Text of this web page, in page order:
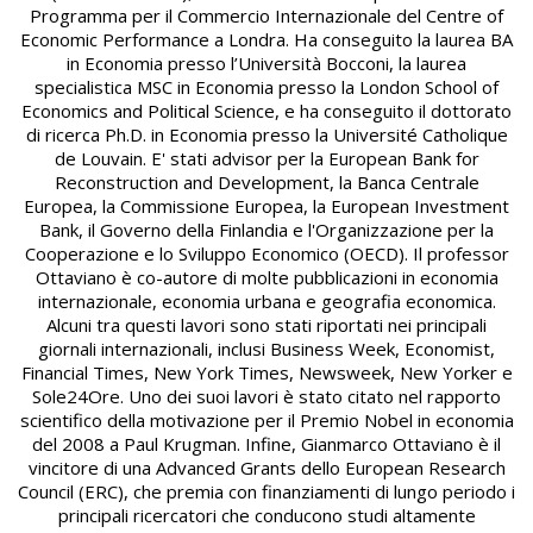
Programma per il Commercio Internazionale del Centre of
Economic Performance a Londra. Ha conseguito la laurea BA
in Economia presso l’Università Bocconi, la laurea
specialistica MSC in Economia presso la London School of
Economics and Political Science, e ha conseguito il dottorato
di ricerca Ph.D. in Economia presso la Université Catholique
de Louvain. E' stati advisor per la European Bank for
Reconstruction and Development, la Banca Centrale
Europea, la Commissione Europea, la European Investment
Bank, il Governo della Finlandia e l'Organizzazione per la
Cooperazione e lo Sviluppo Economico (OECD). Il professor
Ottaviano è co-autore di molte pubblicazioni in economia
internazionale, economia urbana e geografia economica.
Alcuni tra questi lavori sono stati riportati nei principali
giornali internazionali, inclusi Business Week, Economist,
Financial Times, New York Times, Newsweek, New Yorker e
Sole24Ore. Uno dei suoi lavori è stato citato nel rapporto
scientifico della motivazione per il Premio Nobel in economia
del 2008 a Paul Krugman. Infine, Gianmarco Ottaviano è il
vincitore di una Advanced Grants dello European Research
Council (ERC), che premia con finanziamenti di lungo periodo i
principali ricercatori che conducono studi altamente